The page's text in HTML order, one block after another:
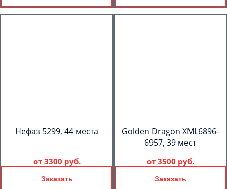
Нефаз 5299, 44 места
от 3300 руб.
Заказать
Golden Dragon XML6896-
6957, 39 мест
от 3500 руб.
Заказать